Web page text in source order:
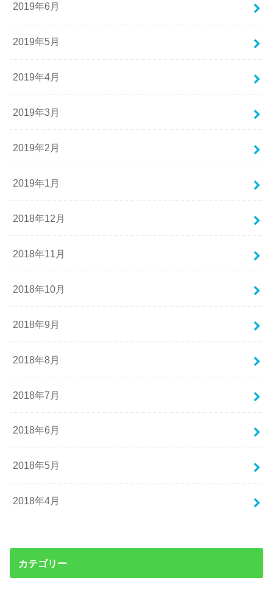
2019年6月
2019年5月
2019年4月
2019年3月
2019年2月
2019年1月
2018年12月
2018年11月
2018年10月
2018年9月
2018年8月
2018年7月
2018年6月
2018年5月
2018年4月
カテゴリー